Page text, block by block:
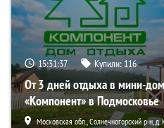
15:31:35 Купили: 116
От 3 дней отдыха в мини-
«Компонент» в Подмосковье
Московская обл., Солнечногорский р-н, д.